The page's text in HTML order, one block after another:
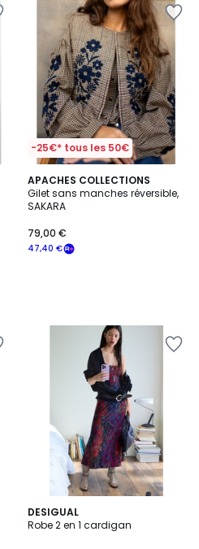
-25€* tous les 50€
APACHES COLLECTIONS
Gilet sans manches réversible,
SAKARA
47,40 €
79,00 €
DESIGUAL
Robe 2 en 1 cardigan